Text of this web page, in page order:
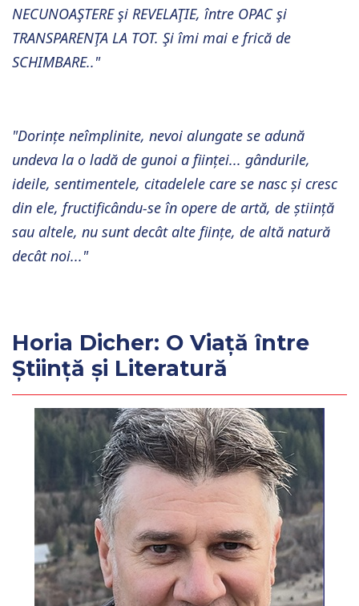
NECUNOAŞTERE şi REVELAŢIE, între OPAC şi
TRANSPARENŢA LA TOT. Şi îmi mai e frică de
SCHIMBARE.."
"Dorințe neîmplinite, nevoi alungate se adună
undeva la o ladă de gunoi a ființei... gândurile,
ideile, sentimentele, citadelele care se nasc și cresc
din ele, fructificându-se în opere de artă, de știință
sau altele, nu sunt decât alte ființe, de altă natură
decât noi..."
Horia Dicher: O Viață între
Știință și Literatură